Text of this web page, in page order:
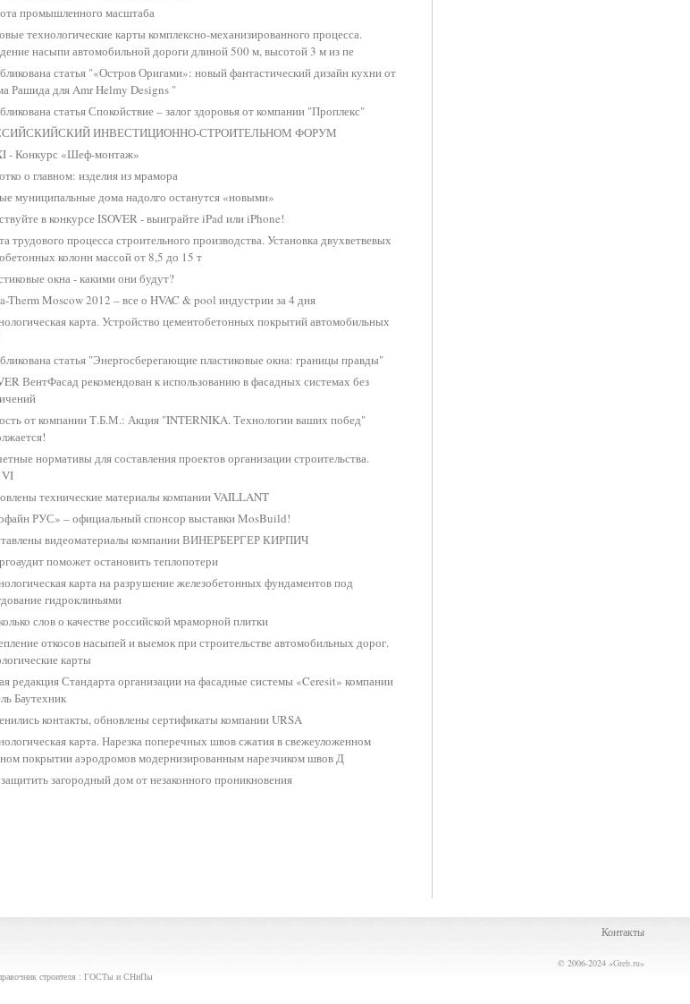
промышленного масштаба
технологические карты комплексно-механизированного процесса.
насыпи автомобильной дороги длиной 500 м, высотой 3 м из пе
статья "«Остров Оригами»: новый фантастический дизайн кухни от
Рашида для Amr Helmy Designs "
статья Спокойствие – залог здоровья от компании "Проплекс"
ИНВЕСТИЦИОННО-СТРОИТЕЛЬНОМ ФОРУМ
- Конкурс «Шеф-монтаж»
о главном: изделия из мрамора
муниципальные дома надолго останутся «новыми»
в конкурсе ISOVER - выиграйте iPad или iPhone!
трудового процесса строительного производства. Установка двухветвевых
колонн массой от 8,5 до 15 т
окна - какими они будут?
Therm Moscow 2012 – все о HVAC & pool индустрии за 4 дня
карта. Устройство цементобетонных покрытий автомобильных
статья "Энергосберегающие пластиковые окна: границы правды"
ВентФасад рекомендован к использованию в фасадных системах без
от компании Т.Б.М.: Акция "INTERNIKA. Технологии ваших побед"
нормативы для составления проектов организации строительства.
VI
технические материалы компании VAILLANT
РУС» – официальный спонсор выставки MosBuild!
видеоматериалы компании ВИНЕРБЕРГЕР КИРПИЧ
поможет остановить теплопотери
карта на разрушение железобетонных фундаментов под
гидроклиньями
слов о качестве российской мраморной плитки
откосов насыпей и выемок при строительстве автомобильных дорог.
карты
редакция Стандарта организации на фасадные системы «Ceresit» компании
Баутехник
контакты, обновлены сертификаты компании URSA
карта. Нарезка поперечных швов сжатия в свежеуложенном
покрытии аэродромов модернизированным нарезчиком швов Д
загородный дом от незаконного проникновения
Контакты
строителя : ГОСТы и СНиПы
© 2006-2024 «Greb.ru»